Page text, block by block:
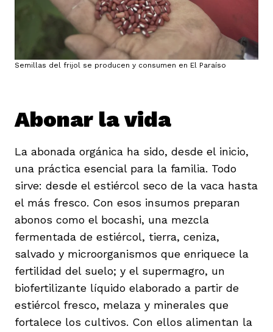
Semillas del frijol se producen y consumen en El Paraíso
Abonar la vida
La abonada orgánica ha sido, desde el inicio,
una práctica esencial para la familia. Todo
sirve: desde el estiércol seco de la vaca hasta
el más fresco. Con esos insumos preparan
abonos como el bocashi, una mezcla
fermentada de estiércol, tierra, ceniza,
salvado y microorganismos que enriquece la
fertilidad del suelo; y el supermagro, un
biofertilizante líquido elaborado a partir de
estiércol fresco, melaza y minerales que
fortalece los cultivos. Con ellos alimentan la